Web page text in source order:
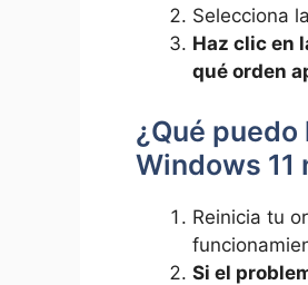
Selecciona
Haz‌ clic ​en
qué orden⁣
¿Qué⁣
Windows 11‍
‌Reinicia ⁣tu
Si el